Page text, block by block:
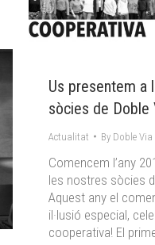
Us presentem a
sòcies de Doble
Actualitat By Doble Via
Comencem l’any
les nostres sòcies
Aquest any el
il·lusió especial,
cooperativa! El